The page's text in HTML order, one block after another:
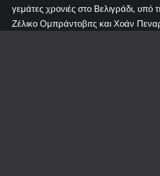
γεμάτες χρονιές στο Βελιγράδι, υπό
Ζέλικο Ομπράντοβιτς και Χοάν